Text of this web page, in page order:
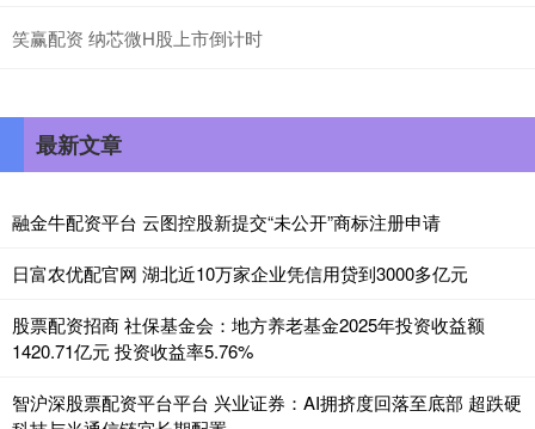
笑赢配资 纳芯微H股上市倒计时
最新文章
融金牛配资平台 云图控股新提交“未公开”商标注册申请
日富农优配官网 湖北近10万家企业凭信用贷到3000多亿元
股票配资招商 社保基金会：地方养老基金2025年投资收益额
1420.71亿元 投资收益率5.76%
智沪深股票配资平台平台 兴业证券：AI拥挤度回落至底部 超跌硬